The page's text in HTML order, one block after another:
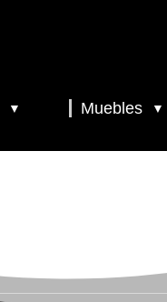
▼ Muebles ▼